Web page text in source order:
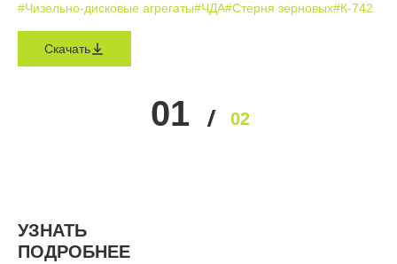
#Чизельно-дисковые агрегаты#ЧДА#Стерня зерновых#К-742
Скачать
01 02
УЗНАТЬ
ПОДРОБНЕЕ